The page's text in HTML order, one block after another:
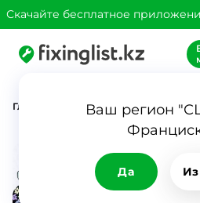
Скачайте бесплатное
Ваш регион
Да
Главная Каталог Перизат
0